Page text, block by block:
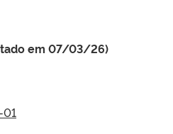
em 07/03/26)
01